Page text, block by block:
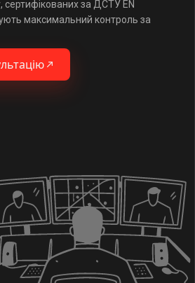
сертифікованих за ДСТУ EN
максимальний контроль за